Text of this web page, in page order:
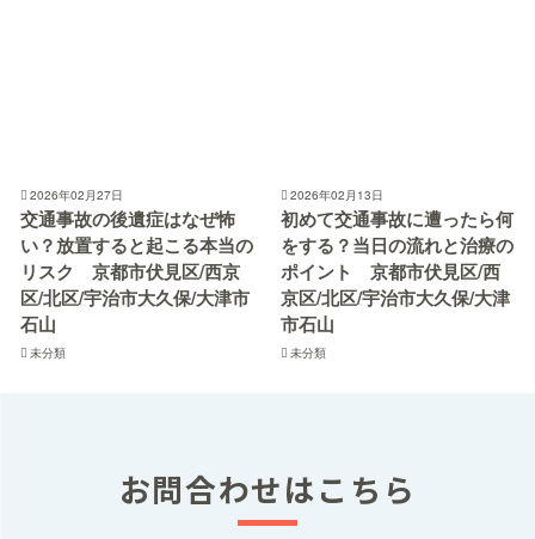
2026年02月27日
交通事故の後遺症はなぜ怖
い？放置すると起こる本当の
リスク 京都市伏見区/西京
区/北区/宇治市大久保/大津市
石山
未分類
2026年02月13日
初めて交通事故に遭ったら何
をする？当日の流れと治療の
ポイント 京都市伏見区/西
京区/北区/宇治市大久保/大津
市石山
未分類
お問合わせはこちら